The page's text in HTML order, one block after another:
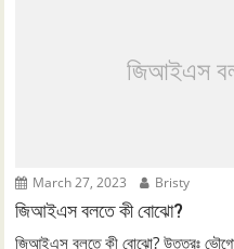
জিআইএস
March 27, 2023 Bristy
জিআইএস বলতে কী বোঝো?
জিআইএস বলতে কী বোঝো? উত্তরঃ